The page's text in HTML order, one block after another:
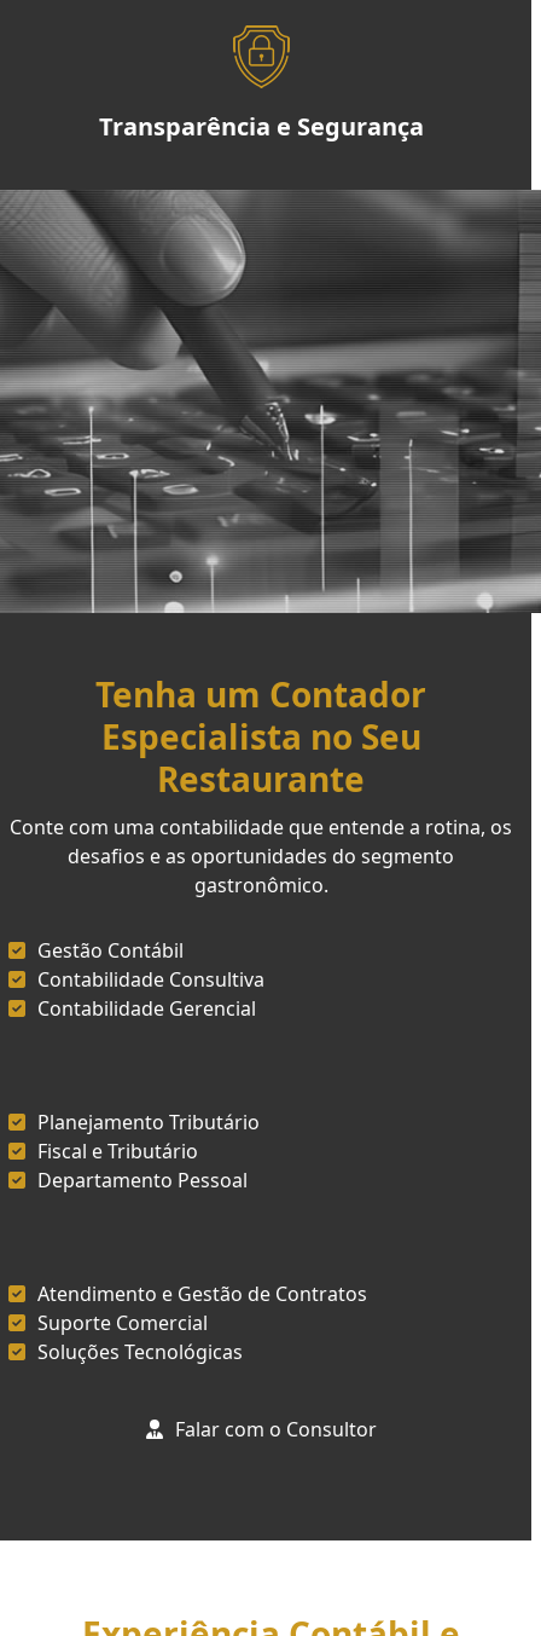
Transparência e Segurança
Tenha um Contador
Especialista no Seu
Restaurante
Conte com uma contabilidade que entende a rotina, os
desafios e as oportunidades do segmento
gastronômico.
Gestão Contábil
Contabilidade Consultiva
Contabilidade Gerencial
Planejamento Tributário
Fiscal e Tributário
Departamento Pessoal
Atendimento e Gestão de Contratos
Suporte Comercial
Soluções Tecnológicas
Falar com o Consultor